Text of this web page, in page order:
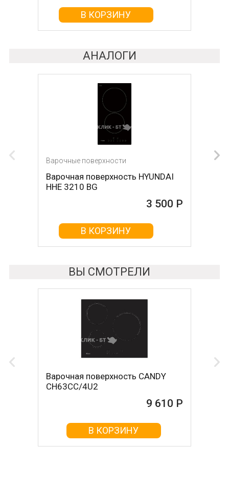
В КОРЗИНУ
В КОРЗИНУ
АНАЛОГИ
Варочные поверхности
Варочная поверхность HYUNDAI
HHE 3210 BG
3 500 Р
В КОРЗИНУ
Варочные поверхности
Варочная поверхность DARINA
1T17 BGС 341 12 B
3 680 Р
В КОРЗИНУ
ВЫ СМОТРЕЛИ
Варочная поверхность CANDY
CH63CC/4U2
9 610 Р
В КОРЗИНУ